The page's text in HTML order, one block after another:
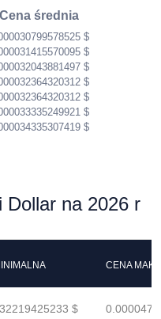
Cena średnia
$
$
$
$
$
$
$
Dollar na 2026 r
CENA
$